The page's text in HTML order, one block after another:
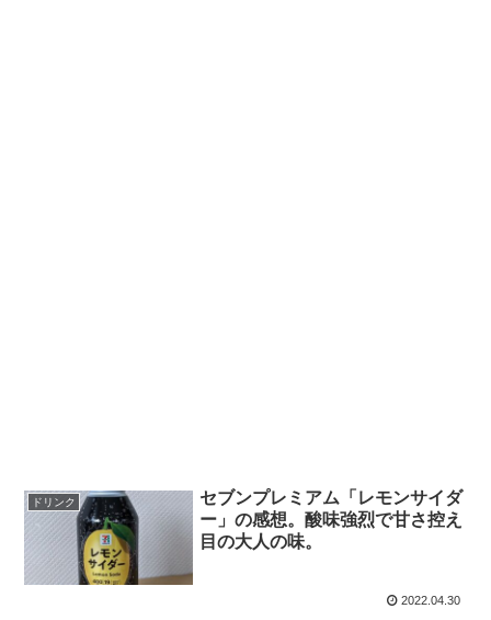
ドリンク
セブンプレミアム「レモンサイダ
ー」の感想。酸味強烈で甘さ控え
目の大人の味。
2022.04.30